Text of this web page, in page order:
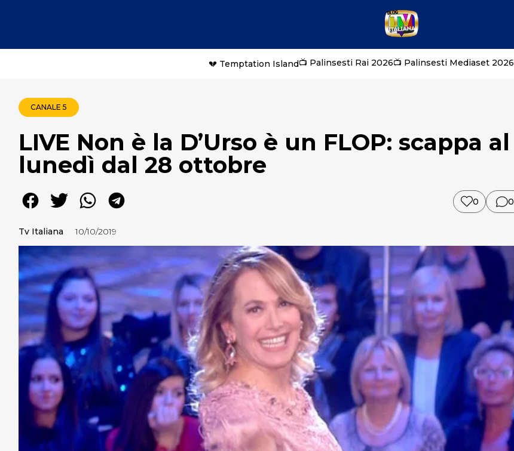
💔 Temptation Island📺 Palinsesti Rai 2026📺 Palinsesti Mediaset 2026
CANALE 5
LIVE Non è la D’Urso è un FLOP: scappa al
lunedì dal 28 ottobre
0 0
Tv Italiana 10/10/2019